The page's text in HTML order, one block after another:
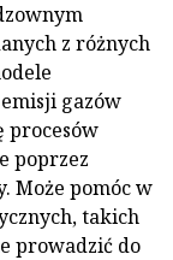
z różnych
gazów
procesów
poprzez
Może pomóc w
takich
prowadzić do